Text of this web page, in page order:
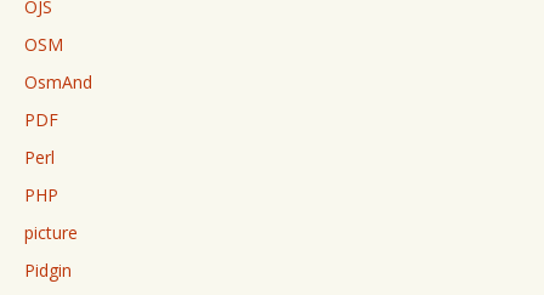
OJS
OSM
OsmAnd
PDF
Perl
PHP
picture
Pidgin